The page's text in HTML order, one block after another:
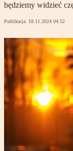
będziemy widzieć
Publikacja: 18.11.2024 04:52